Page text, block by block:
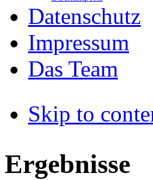
Datenschutz
Impressum
Das Team
Skip to
Ergebnisse